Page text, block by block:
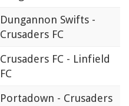
Dungannon Swifts -
Crusaders FC
Crusaders FC - Linfield
FC
Portadown - Crusaders